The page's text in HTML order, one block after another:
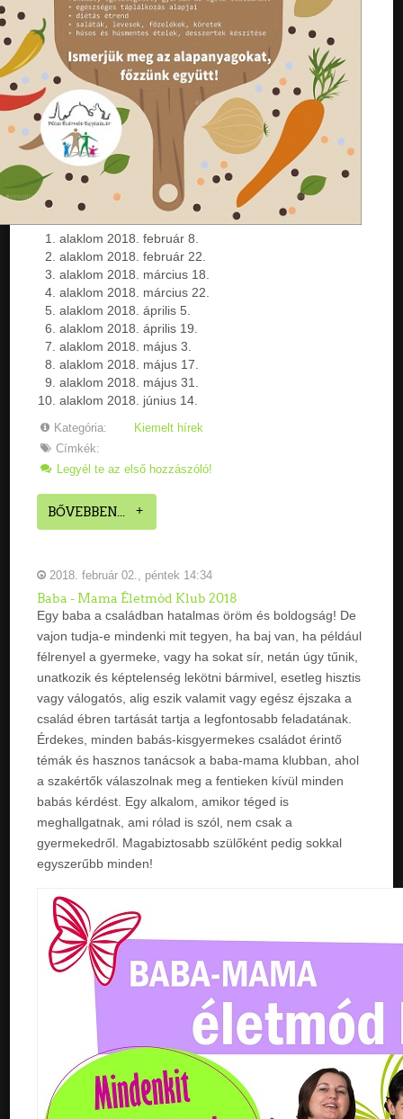
alaklom 2018. február 8.
alaklom 2018. február 22.
alaklom 2018. március 18.
alaklom 2018. március 22.
alaklom 2018. április 5.
alaklom 2018. április 19.
alaklom 2018. május 3.
alaklom 2018. május 17.
alaklom 2018. május 31.
alaklom 2018. június 14.
Kategória:
Kiemelt hírek
Címkék:
Legyél te az első hozzászóló!
BŐVEBBEN...
2018. február 02., péntek 14:34
Baba - Mama Életmód Klub 2018
Egy baba a családban hatalmas öröm és boldogság! De
vajon tudja-e mindenki mit tegyen, ha baj van, ha például
félrenyel a gyermeke, vagy ha sokat sír, netán úgy tűnik,
unatkozik és képtelenség lekötni bármivel, esetleg hisztis
vagy válogatós, alig eszik valamit vagy egész éjszaka a
család ébren tartását tartja a legfontosabb feladatának.
Érdekes, minden babás-kisgyermekes családot érintő
témák és hasznos tanácsok a baba-mama klubban, ahol
a szakértők válaszolnak meg a fentieken kívül minden
babás kérdést. Egy alkalom, amikor téged is
meghallgatnak, ami rólad is szól, nem csak a
gyermekedről. Magabiztosabb szülőként pedig sokkal
egyszerűbb minden!